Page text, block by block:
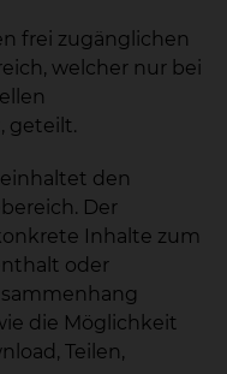
frei zugänglichen
welcher nur bei
geteilt.
den
Der
Inhalte zum
oder
die Möglichkeit
Teilen,